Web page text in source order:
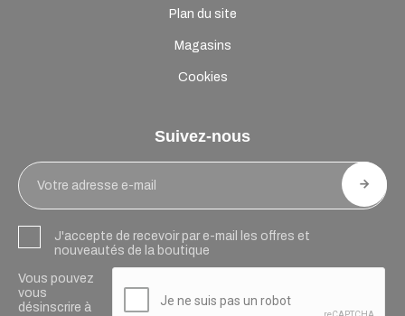
Plan du site
Magasins
Cookies
Suivez-nous
J'accepte de recevoir par e-mail les offres et
nouveautés de la boutique
Vous pouvez
vous
désinscrire à